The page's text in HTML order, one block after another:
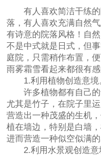
有人喜欢简洁干练的
落，有人喜欢充满自然
有诗意的院落风格！自
不是中式就是日式，但
庭院，只需稍作布置，
雨雾霜雪看起来都很有感
1.利用植物创造意境
许多植物都有自己的
尤其是竹子，在院子里
营造出一种茂盛的生机
植在墙边，特别是白墙
进而营造一种似空似满的
2.利用水景观创造意